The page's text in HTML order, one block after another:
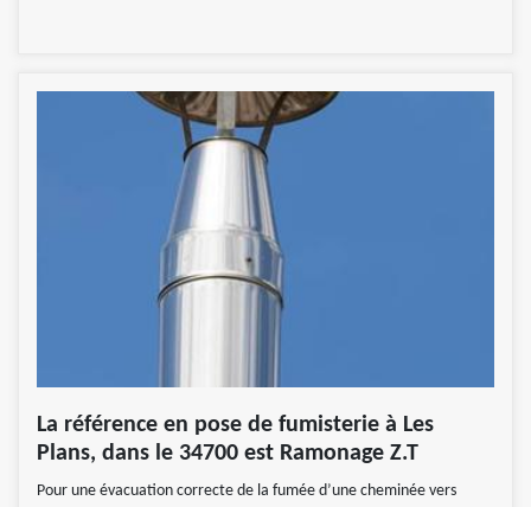
La référence en pose de fumisterie à Les
Plans, dans le 34700 est Ramonage Z.T
Pour une évacuation correcte de la fumée d’une cheminée vers